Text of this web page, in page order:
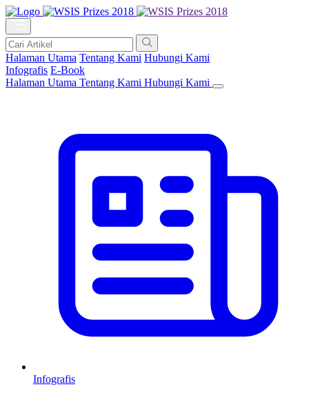
Halaman Utama Tentang Kami Hubungi Kami
Infografis E-Book
Halaman Utama Tentang Kami Hubungi Kami
Infografis